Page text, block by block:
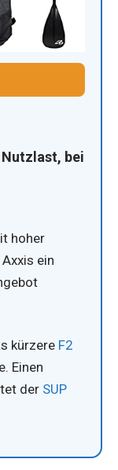
bei
hoher
ein
kürzere F2
Einen
der SUP